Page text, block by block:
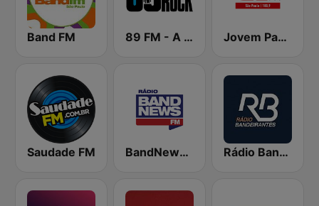
Band FM 89 FM - A Rádio Rock Jovem Pan FM São Paulo
Saudade FM BandNews FM - 96.9 SP Rádio Bandeirantes